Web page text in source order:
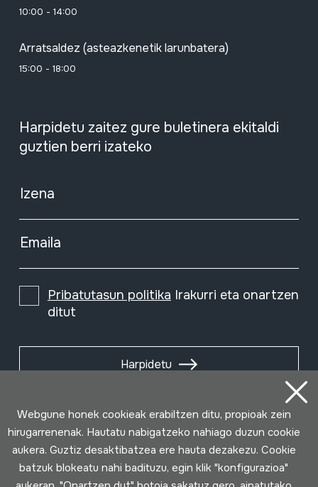
10:00 - 14:00
Arratsaldez (asteazkenetik larunbatera)
15:00 - 18:00
Harpidetu zaitez gure buletinera ekitaldi
guztien berri izateko
Izena
Emaila
Pribatutasun politika Irakurri eta onartzen
ditut
Harpidetu
Webgune honek cookieak erabiltzen ditu, propioak zein
hirugarrenenak. Hautatu nabigatzeko nahiago duzun cookie
aukera. Guztiz desaktibatzea ere hauta dezakezu. Cookie
batzuk blokeatu nahi badituzu, egin klik "konfigurazioa"